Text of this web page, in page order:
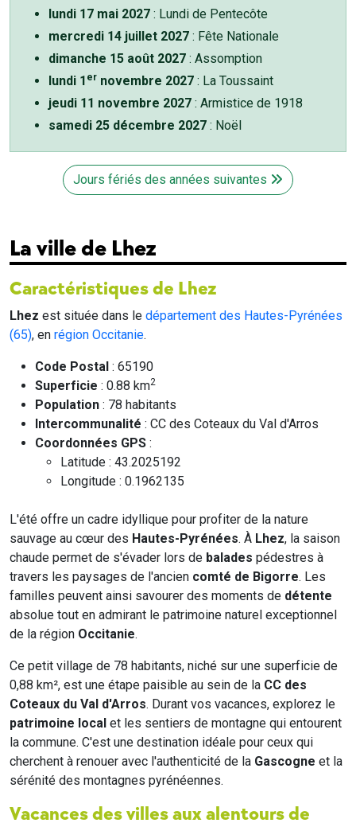
lundi 17 mai 2027 : Lundi de Pentecôte
mercredi 14 juillet 2027 : Fête Nationale
dimanche 15 août 2027 : Assomption
lundi 1 er novembre 2027 : La Toussaint
jeudi 11 novembre 2027 : Armistice de 1918
samedi 25 décembre 2027 : Noël
Jours fériés des années suivantes
La ville de Lhez
Caractéristiques de Lhez
Lhez est située dans le département des Hautes-Pyrénées
(65), en région Occitanie.
Code Postal : 65190
Superficie : 0.88 km2
Population : 78 habitants
Intercommunalité : CC des Coteaux du Val d'Arros
Coordonnées GPS :
Latitude : 43.2025192
Longitude : 0.1962135
L'été offre un cadre idyllique pour profiter de la nature
sauvage au cœur des Hautes-Pyrénées. À Lhez, la saison
chaude permet de s'évader lors de balades pédestres à
travers les paysages de l'ancien comté de Bigorre. Les
familles peuvent ainsi savourer des moments de détente
absolue tout en admirant le patrimoine naturel exceptionnel
de la région Occitanie.
Ce petit village de 78 habitants, niché sur une superficie de
0,88 km², est une étape paisible au sein de la CC des
Coteaux du Val d'Arros. Durant vos vacances, explorez le
patrimoine local et les sentiers de montagne qui entourent
la commune. C'est une destination idéale pour ceux qui
cherchent à renouer avec l'authenticité de la Gascogne et la
sérénité des montagnes pyrénéennes.
Vacances des villes aux alentours de